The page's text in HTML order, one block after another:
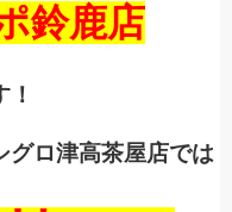
鈴鹿店
！
グロ津高茶屋店では